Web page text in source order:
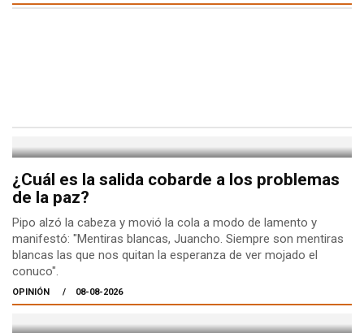
¿Cuál es la salida cobarde a los problemas
de la paz?
Pipo alzó la cabeza y movió la cola a modo de lamento y
manifestó: "Mentiras blancas, Juancho. Siempre son mentiras
blancas las que nos quitan la esperanza de ver mojado el
conuco".
OPINIÓN 08-08-2026